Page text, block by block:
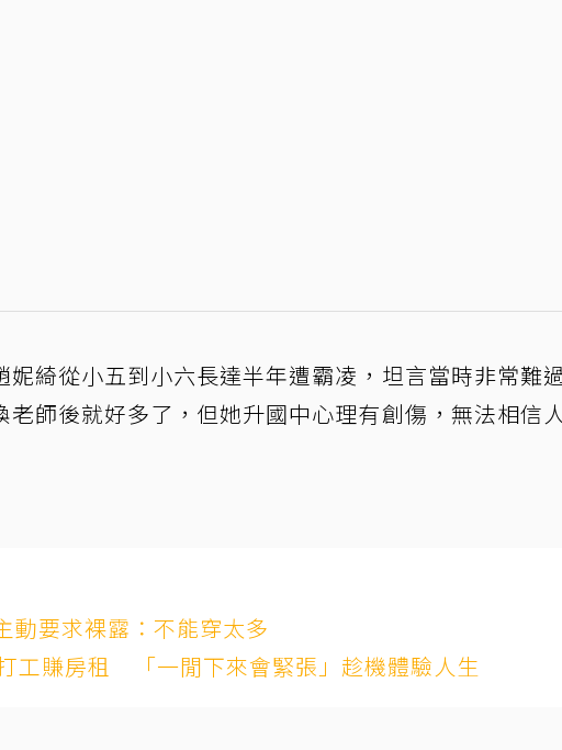
妮綺從小五到小六長達半年遭霸凌，坦言當時非常難
師後就好多了，但她升國中心理有創傷，無法相信
要求裸露：不能穿太多
工賺房租 「一閒下來會緊張」趁機體驗人生